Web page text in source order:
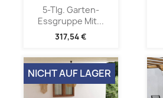
5-Tlg. Garten-
Essgruppe Mit...
317,54 €
NICHT AUF LAGER